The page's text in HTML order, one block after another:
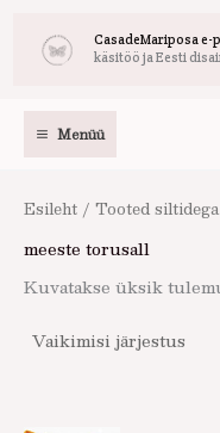
CasadeMariposa e-
käsitöö ja Eesti
Menüü
Esileht / Tooted
meeste torusall
Kuvatakse üksik